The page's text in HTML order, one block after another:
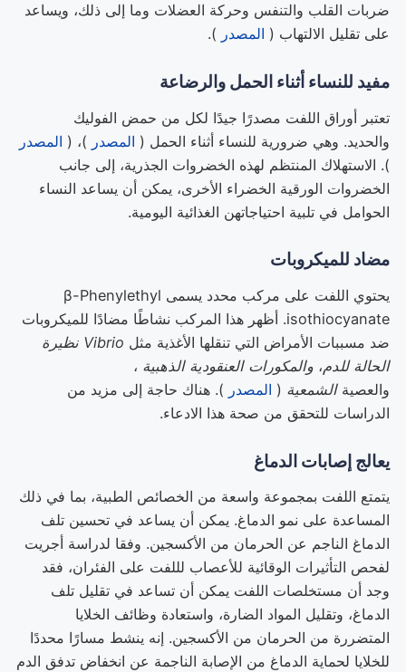
ضربات القلب والتنفس وحركة العضلات وما إلى ذلك، ويساعد
على تقليل الالتهاب ( المصدر ).
مفيد للنساء أثناء الحمل والرضاعة
تعتبر أوراق اللفت مصدرًا جيدًا لكل من حمض الفوليك
والحديد. وهي ضرورية للنساء أثناء الحمل ( المصدر )، ( المصدر
). الاستهلاك المنتظم لهذه الخضروات الجذرية، إلى جانب
الخضروات الورقية الخضراء الأخرى، يمكن أن يساعد النساء
الحوامل في تلبية احتياجاتهن الغذائية اليومية.
مضاد للميكروبات
يحتوي اللفت على مركب محدد يسمى β-Phenylethyl
isothiocyanate. أظهر هذا المركب نشاطًا مضادًا للميكروبات
ضد مسببات الأمراض التي تنقلها الأغذية مثل Vibrio نظيرة
الحالة للدم، والمكورات العنقودية الذهبية ،
والعصيةالشمعية ( المصدر ). هناك حاجة إلى مزيد من
الدراسات للتحقق من صحة هذا الادعاء.
يعالج إصابات الدماغ
يتمتع اللفت بمجموعة واسعة من الخصائص الطبية، بما في ذلك
المساعدة على نمو الدماغ. يمكن أن يساعد في تحسين تلف
الدماغ الناجم عن الحرمان من الأكسجين. وفقا لدراسة أجريت
لفحص التأثيرات الوقائية للأعصاب لللفت على الفئران، فقد
وجد أن مستخلصات اللفت يمكن أن تساعد في تقليل تلف
الدماغ، وتقليل المواد الضارة، واستعادة وظائف الخلايا
المتضررة من الحرمان من الأكسجين. إنه ينشط مسارًا محددًا
للخلايا لحماية الدماغ من الإصابة الناجمة عن انخفاض تدفق الدم